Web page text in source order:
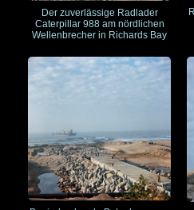
Der zuverlässige Radlader
Caterpillar 988 am nördlichen
Wellenbrecher in Richards Bay